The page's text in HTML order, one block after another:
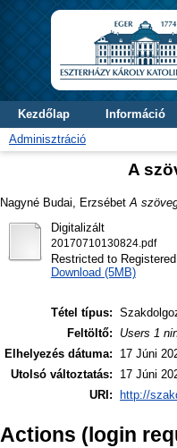
Kezdőlap Információ
Adminisztráció
A
Nagyné Budai, Erzsébet A
Digitalizált
20170710130824.pdf
Restricted to
Download (5MB)
Tétel típus:
Feltöltő:
Users 1
Elhelyezés dátuma:
17 Júni
Utolsó változtatás:
17 Júni
URI:
http://
Actions (login